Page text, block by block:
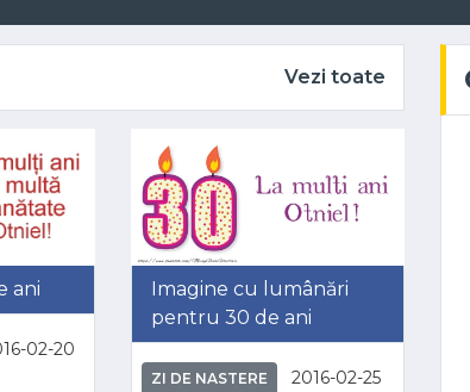
Vezi toate
ani
02-20
Imagine cu lumânări
pentru 30 de ani
ZI DE NASTERE 2016-02-25